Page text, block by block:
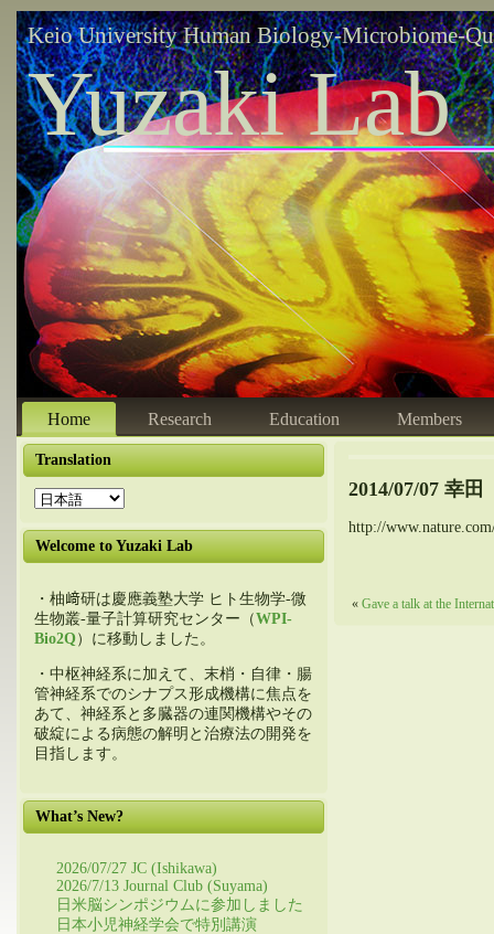
Keio University Human Biology-Microbiome-
Yuzaki Lab
Home Research Education Members
Translation
Welcome to Yuzaki Lab
・柚﨑研は慶應義塾大学 ヒト生物学-微
生物叢-量子計算研究センター（WPI-
Bio2Q）に移動しました。
・中枢神経系に加えて、末梢・自律・腸
管神経系でのシナプス形成機構に焦点を
あて、神経系と多臓器の連関機構やその
破綻による病態の解明と治療法の開発を
目指します。
What’s New?
2026/07/27 JC (Ishikawa)
2026/7/13 Journal Club (Suyama)
日米脳シンポジウムに参加しました
日本小児神経学会で特別講演
2014/07/07 幸田
http://
« Gave a talk at the